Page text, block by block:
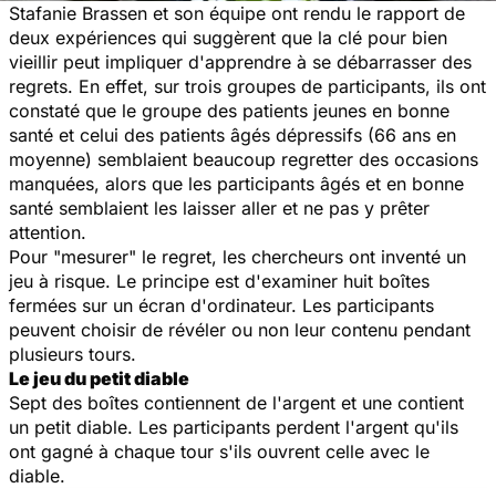
Stafanie Brassen et son équipe ont rendu le rapport de
deux expériences qui suggèrent que la clé pour bien
vieillir peut impliquer d'apprendre à se débarrasser des
regrets. En effet, sur trois groupes de participants, ils ont
constaté que le groupe des patients jeunes en bonne
santé et celui des patients âgés dépressifs (66 ans en
moyenne) semblaient beaucoup regretter des occasions
manquées, alors que les participants âgés et en bonne
santé semblaient les laisser aller et ne pas y prêter
attention.
Pour "mesurer" le regret, les chercheurs ont inventé un
jeu à risque. Le principe est d'examiner huit boîtes
fermées sur un écran d'ordinateur. Les participants
peuvent choisir de révéler ou non leur contenu pendant
plusieurs tours.
Le jeu du petit diable
Sept des boîtes contiennent de l'argent et une contient
un petit diable. Les participants perdent l'argent qu'ils
ont gagné à chaque tour s'ils ouvrent celle avec le
diable.